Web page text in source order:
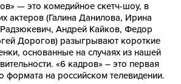
— это комедийное скетч-шоу, в
актеров (Галина Данилова, Ирина
Андрей Кайков, Федор
Дорогов) разыгрывают короткие
основанные на случаях из нашей
«6 кадров» – это первая
формата на российском телевидении.